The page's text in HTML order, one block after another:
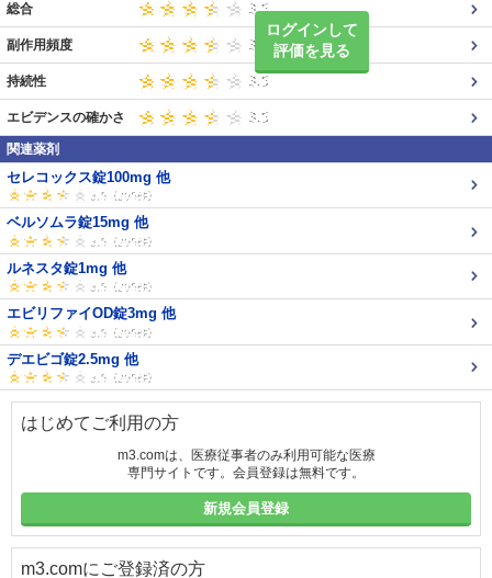
ログインして
評価を見る
総合
副作用頻度
持続性
エビデンスの確かさ
関連薬剤
セレコックス錠100mg 他
ベルソムラ錠15mg 他
ルネスタ錠1mg 他
エビリファイOD錠3mg 他
デエビゴ錠2.5mg 他
はじめてご利用の方
m3.comは、医療従事者のみ利用可能な医療
専門サイトです。会員登録は無料です。
新規会員登録
m3.comにご登録済の方